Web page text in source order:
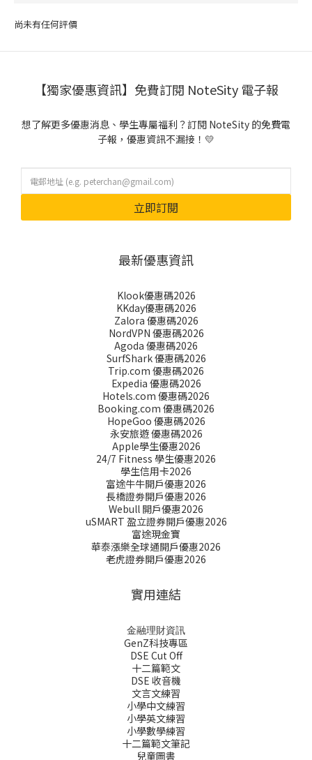
尚未有任何評價
【獨家優惠資訊】免費訂閱 NoteSity 電子報
想了解更多優惠消息、學生專屬福利？訂閱 NoteSity 的免費電
子報，優惠資訊不漏接！💛
立即訂閱
最新優惠資訊
Klook優惠碼2026
KKday優惠碼2026
Zalora 優惠碼2026
NordVPN 優惠碼2026
Agoda 優惠碼2026
SurfShark 優惠碼2026
Trip.com 優惠碼2026
Expedia 優惠碼2026
Hotels.com 優惠碼2026
Booking.com 優惠碼2026
HopeGoo 優惠碼2026
永安旅遊 優惠碼2026
Apple學生優惠2026
24/7 Fitness 學生優惠2026
學生信用卡2026
富途牛牛開戶優惠2026
長橋證劵開戶優惠2026
Webull 開戶優惠2026
uSMART 盈立證券開戶優惠2026
富途現金寶
華泰漲樂全球通開戶優惠2026
老虎證券開戶優惠2026
實用連結
金融理財資訊
GenZ科技專區
DSE Cut Off
十二篇範文
DSE 收音機
文言文練習
小學中文練習
小學英文練習
小學數學練習
十二篇範文筆記
兒童圖書